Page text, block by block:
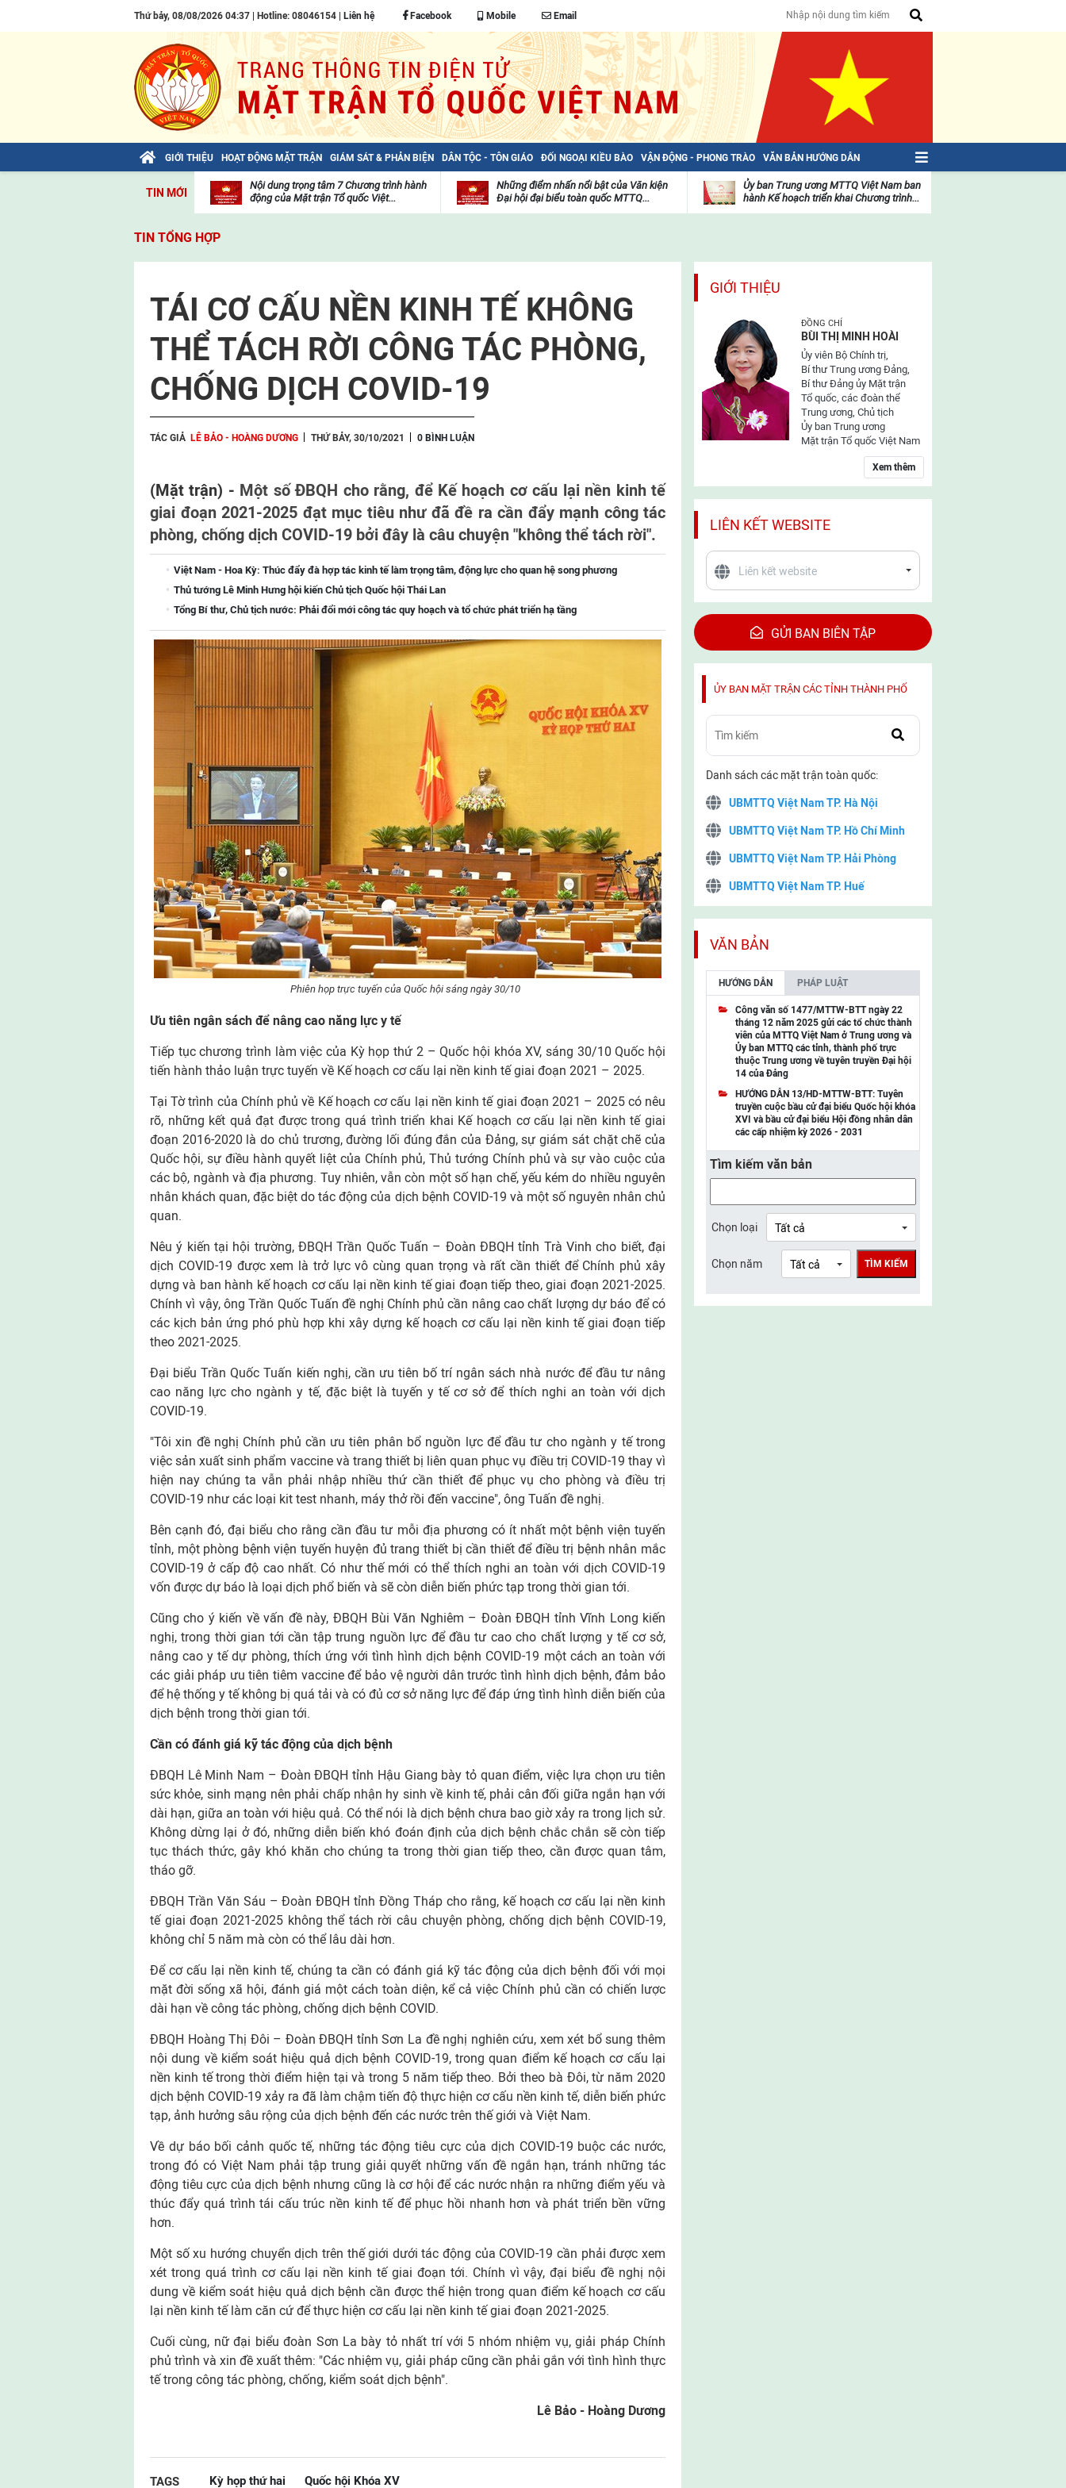
Thứ bảy, 08/08/2026 04:37 | Hotline: 08046154 | Liên hệ Facebook Mobile Email
GIỚI THIỆU HOẠT ĐỘNG MẶT TRẬN GIÁM SÁT & PHẢN BIỆN DÂN TỘC - TÔN GIÁO ĐỐI NGOẠI KIỀU BÀO VẬN ĐỘNG - PHONG TRÀO VĂN BẢN HƯỚNG DẪN
TIN MỚI
Bài viết của Tổng Bí thư Tô Lâm: TIẾN
viện
Nội dung trọng tâm 7 Chương trình hành
động của Mặt trận Tổ quốc Việt...
Những điểm nhấn nổi bật của Văn kiện
Đại hội đại biểu toàn quốc MTTQ...
mặt
trận
Ủy ban Trung ương MTTQ Việt Nam ban
hành Kế hoạch triển khai Chương trình...
TIN TỔNG HỢP
TÁI CƠ CẤU NỀN KINH TẾ KHÔNG
THỂ TÁCH RỜI CÔNG TÁC PHÒNG,
CHỐNG DỊCH COVID-19
TÁC GIẢ LÊ BẢO - HOÀNG DƯƠNG THỨ BẢY, 30/10/2021 0 BÌNH LUẬN
(Mặt trận) - Một số ĐBQH cho rằng, để Kế hoạch cơ cấu lại nền kinh tế
giai đoạn 2021-2025 đạt mục tiêu như đã đề ra cần đẩy mạnh công tác
phòng, chống dịch COVID-19 bởi đây là câu chuyện "không thể tách rời".
Việt Nam - Hoa Kỳ: Thúc đẩy đà hợp tác kinh tế làm trọng tâm, động lực cho quan hệ song phương
Thủ tướng Lê Minh Hưng hội kiến Chủ tịch Quốc hội Thái Lan
Tổng Bí thư, Chủ tịch nước: Phải đổi mới công tác quy hoạch và tổ chức phát triển hạ tầng
Phiên họp trực tuyến của Quốc hội sáng ngày 30/10
Ưu tiên ngân sách để nâng cao năng lực y tế
Tiếp tục chương trình làm việc của Kỳ họp thứ 2 – Quốc hội khóa XV, sáng 30/10 Quốc hội
tiến hành thảo luận trực tuyến về Kế hoạch cơ cấu lại nền kinh tế giai đoạn 2021 – 2025.
Tại Tờ trình của Chính phủ về Kế hoạch cơ cấu lại nền kinh tế giai đoạn 2021 – 2025 có nêu
rõ, những kết quả đạt được trong quá trình triển khai Kế hoạch cơ cấu lại nền kinh tế giai
đoạn 2016-2020 là do chủ trương, đường lối đúng đắn của Đảng, sự giám sát chặt chẽ của
Quốc hội, sự điều hành quyết liệt của Chính phủ, Thủ tướng Chính phủ và sự vào cuộc của
các bộ, ngành và địa phương. Tuy nhiên, vẫn còn một số hạn chế, yếu kém do nhiều nguyên
nhân khách quan, đặc biệt do tác động của dịch bệnh COVID-19 và một số nguyên nhân chủ
quan.
Nêu ý kiến tại hội trường, ĐBQH Trần Quốc Tuấn – Đoàn ĐBQH tỉnh Trà Vinh cho biết, đại
dịch COVID-19 được xem là trở lực vô cùng quan trọng và rất cần thiết để Chính phủ xây
dựng và ban hành kế hoạch cơ cấu lại nền kinh tế giai đoạn tiếp theo, giai đoạn 2021-2025.
Chính vì vậy, ông Trần Quốc Tuấn đề nghị Chính phủ cần nâng cao chất lượng dự báo để có
các kịch bản ứng phó phù hợp khi xây dựng kế hoạch cơ cấu lại nền kinh tế giai đoạn tiếp
theo 2021-2025.
Đại biểu Trần Quốc Tuấn kiến nghị, cần ưu tiên bố trí ngân sách nhà nước để đầu tư nâng
cao năng lực cho ngành y tế, đặc biệt là tuyến y tế cơ sở để thích nghi an toàn với dịch
COVID-19.
"Tôi xin đề nghị Chính phủ cần ưu tiên phân bổ nguồn lực để đầu tư cho ngành y tế trong
việc sản xuất sinh phẩm vaccine và trang thiết bị liên quan phục vụ điều trị COVID-19 thay vì
hiện nay chúng ta vẫn phải nhập nhiều thứ cần thiết để phục vụ cho phòng và điều trị
COVID-19 như các loại kit test nhanh, máy thở rồi đến vaccine", ông Tuấn đề nghị.
Bên cạnh đó, đại biểu cho rằng cần đầu tư mỗi địa phương có ít nhất một bệnh viện tuyến
tỉnh, một phòng bệnh viện tuyến huyện đủ trang thiết bị cần thiết để điều trị bệnh nhân mắc
COVID-19 ở cấp độ cao nhất. Có như thế mới có thể thích nghi an toàn với dịch COVID-19
vốn được dự báo là loại dịch phổ biến và sẽ còn diễn biến phức tạp trong thời gian tới.
Cũng cho ý kiến về vấn đề này, ĐBQH Bùi Văn Nghiêm – Đoàn ĐBQH tỉnh Vĩnh Long kiến
nghị, trong thời gian tới cần tập trung nguồn lực để đầu tư cao cho chất lượng y tế cơ sở,
nâng cao y tế dự phòng, thích ứng với tình hình dịch bệnh COVID-19 một cách an toàn với
các giải pháp ưu tiên tiêm vaccine để bảo vệ người dân trước tình hình dịch bệnh, đảm bảo
để hệ thống y tế không bị quá tải và có đủ cơ sở năng lực để đáp ứng tình hình diễn biến của
dịch bệnh trong thời gian tới.
Cần có đánh giá kỹ tác động của dịch bệnh
ĐBQH Lê Minh Nam – Đoàn ĐBQH tỉnh Hậu Giang bày tỏ quan điểm, việc lựa chọn ưu tiên
sức khỏe, sinh mạng nên phải chấp nhận hy sinh về kinh tế, phải cân đối giữa ngắn hạn với
dài hạn, giữa an toàn với hiệu quả. Có thể nói là dịch bệnh chưa bao giờ xảy ra trong lịch sử.
Không dừng lại ở đó, những diễn biến khó đoán định của dịch bệnh chắc chắn sẽ còn tiếp
tục thách thức, gây khó khăn cho chúng ta trong thời gian tiếp theo, cần được quan tâm,
tháo gỡ.
ĐBQH Trần Văn Sáu – Đoàn ĐBQH tỉnh Đồng Tháp cho rằng, kế hoạch cơ cấu lại nền kinh
tế giai đoạn 2021-2025 không thể tách rời câu chuyện phòng, chống dịch bệnh COVID-19,
không chỉ 5 năm mà còn có thể lâu dài hơn.
Để cơ cấu lại nền kinh tế, chúng ta cần có đánh giá kỹ tác động của dịch bệnh đối với mọi
mặt đời sống xã hội, đánh giá một cách toàn diện, kể cả việc Chính phủ cần có chiến lược
dài hạn về công tác phòng, chống dịch bệnh COVID.
ĐBQH Hoàng Thị Đôi – Đoàn ĐBQH tỉnh Sơn La đề nghị nghiên cứu, xem xét bổ sung thêm
nội dung về kiểm soát hiệu quả dịch bệnh COVID-19, trong quan điểm kế hoạch cơ cấu lại
nền kinh tế trong thời điểm hiện tại và trong 5 năm tiếp theo. Bởi theo bà Đôi, từ năm 2020
dịch bệnh COVID-19 xảy ra đã làm chậm tiến độ thực hiện cơ cấu nền kinh tế, diễn biến phức
tạp, ảnh hưởng sâu rộng của dịch bệnh đến các nước trên thế giới và Việt Nam.
Về dự báo bối cảnh quốc tế, những tác động tiêu cực của dịch COVID-19 buộc các nước,
trong đó có Việt Nam phải tập trung giải quyết những vấn đề ngắn hạn, tránh những tác
động tiêu cực của dịch bệnh nhưng cũng là cơ hội để các nước nhận ra những điểm yếu và
thúc đẩy quá trình tái cấu trúc nền kinh tế để phục hồi nhanh hơn và phát triển bền vững
hơn.
Một số xu hướng chuyển dịch trên thế giới dưới tác động của COVID-19 cần phải được xem
xét trong quá trình cơ cấu lại nền kinh tế giai đoạn tới. Chính vì vậy, đại biểu đề nghị nội
dung về kiểm soát hiệu quả dịch bệnh cần được thể hiện trong quan điểm kế hoạch cơ cấu
lại nền kinh tế làm căn cứ để thực hiện cơ cấu lại nền kinh tế giai đoạn 2021-2025.
Cuối cùng, nữ đại biểu đoàn Sơn La bày tỏ nhất trí với 5 nhóm nhiệm vụ, giải pháp Chính
phủ trình và xin đề xuất thêm: "Các nhiệm vụ, giải pháp cũng cần phải gắn với tình hình thực
tế trong công tác phòng, chống, kiểm soát dịch bệnh".
Lê Bảo - Hoàng Dương
TAGS Kỳ họp thứ hai Quốc hội Khóa XV
GIỚI THIỆU
ĐỒNG CHÍ
BÙI THỊ MINH HOÀI
Ủy viên Bộ Chính trị,
Bí thư Trung ương Đảng,
Bí thư Đảng ủy Mặt trận
Tổ quốc, các đoàn thể
Trung ương, Chủ tịch
Ủy ban Trung ương
Mặt trận Tổ quốc Việt Nam
Xem thêm
LIÊN KẾT WEBSITE
GỬI BAN BIÊN TẬP
ỦY BAN MẶT TRẬN CÁC TỈNH THÀNH PHỐ
Danh sách các mặt trận toàn quốc:
UBMTTQ Việt Nam TP. Hà Nội
UBMTTQ Việt Nam TP. Hồ Chí Minh
UBMTTQ Việt Nam TP. Hải Phòng
UBMTTQ Việt Nam TP. Huế
UBMTTQ Việt Nam TP. Cần Thơ
UBMTTQ Việt Nam tỉnh Quảng Ninh
UBMTTQ Việt Nam tỉnh Cao Bằng
UBMTTQ Việt Nam tỉnh Lạng Sơn
UBMTTQ Việt Nam tỉnh Lai Châu
UBMTTQ Việt Nam tỉnh Điện Biên
UBMTTQ Việt Nam tỉnh Sơn La
UBMTTQ Việt Nam tỉnh Thanh Hóa
UBMTTQ Việt Nam tỉnh Nghệ An
UBMTTQ Việt Nam tỉnh Lào Cai
UBMTTQ Việt Nam tỉnh Thái Nguyên
VĂN BẢN
HƯỚNG DẪN PHÁP LUẬT
Công văn số 1477/MTTW-BTT ngày 22
tháng 12 năm 2025 gửi các tổ chức thành
viên của MTTQ Việt Nam ở Trung ương và
Ủy ban MTTQ các tỉnh, thành phố trực
thuộc Trung ương về tuyên truyền Đại hội
14 của Đảng
HƯỚNG DẪN 13/HD-MTTW-BTT: Tuyên
truyền cuộc bầu cử đại biểu Quốc hội khóa
XVI và bầu cử đại biểu Hội đồng nhân dân
các cấp nhiệm kỳ 2026 - 2031
Tìm kiếm văn bản
Chọn loại
Chọn năm TÌM KIẾM